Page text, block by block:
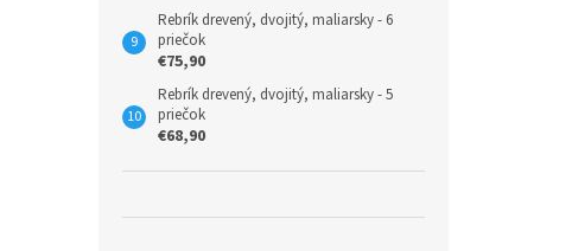
Rebrík drevený, dvojitý, maliarsky - 6
priečok
€75,90
Rebrík drevený, dvojitý, maliarsky - 5
priečok
€68,90